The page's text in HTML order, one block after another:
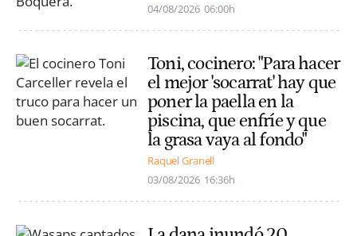
04/08/2026 06:00h
Toni, cocinero: "Para hacer
el mejor 'socarrat' hay que
poner la paella en la
piscina, que enfríe y que
la grasa vaya al fondo"
Raquel Granell
03/08/2026 16:36h